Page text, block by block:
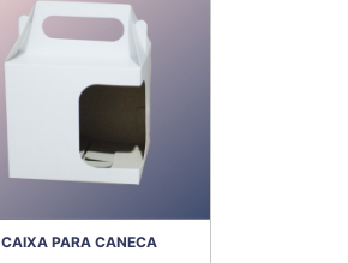
CAIXA PARA CANECA